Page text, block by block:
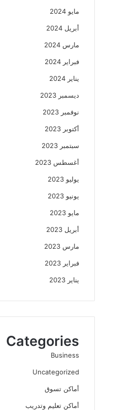
مايو 2024
أبريل 2024
مارس 2024
فبراير 2024
يناير 2024
ديسمبر 2023
نوفمبر 2023
أكتوبر 2023
سبتمبر 2023
أغسطس 2023
يوليو 2023
يونيو 2023
مايو 2023
أبريل 2023
مارس 2023
فبراير 2023
يناير 2023
Categories
Business
Uncategorized
أماكن تسوق
أماكن تعليم وتدريب